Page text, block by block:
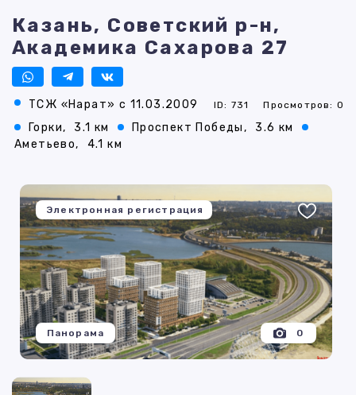
Казань, Советский р-н,
Академика Сахарова 27
ТСЖ «Нарат» с 11.03.2009 ID: 731 Просмотров: 0
Горки, 3.1 км Проспект Победы,
3.6 км
Аметьево,
4.1 км
Электронная регистрация
0
Панорама